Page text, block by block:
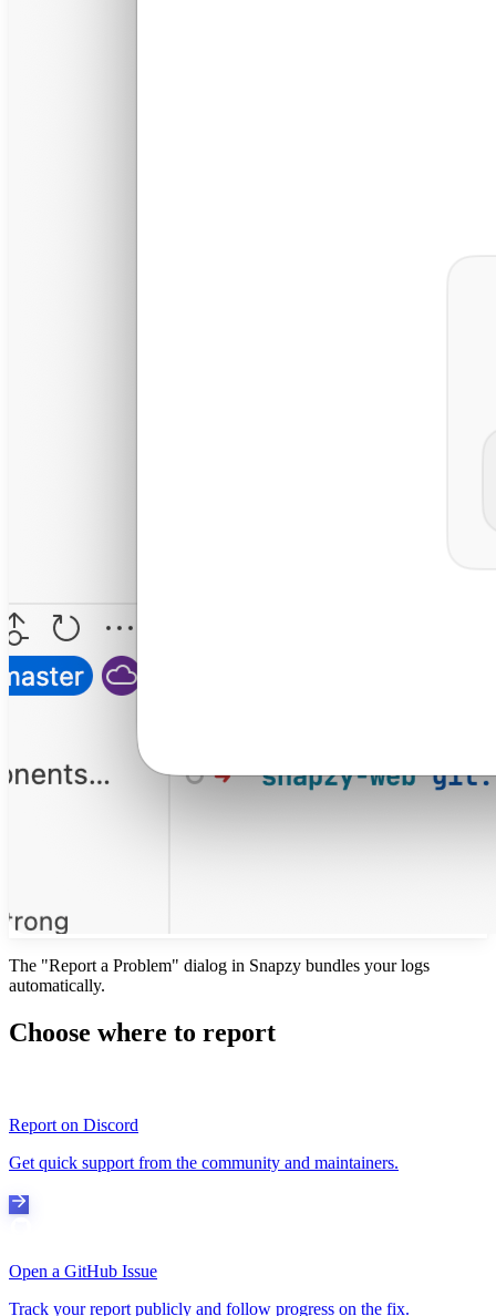
The "Report a Problem" dialog in Snapzy bundles your logs
automatically.
Choose where to report
Report on Discord
Get quick support from the community and maintainers.
Open a GitHub Issue
Track your report publicly and follow progress on the fix.